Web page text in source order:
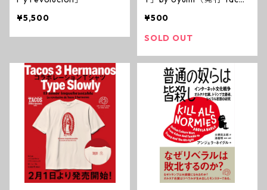
¥5,500
ー
¥500
SOLD OUT